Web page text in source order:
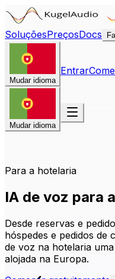
SoluçõesPreçosDocs
Mudar idioma
Entrar
Mudar idioma
Para a hotelaria
IA de voz para
Desde reservas e
hóspedes e pedidos de
de voz na hotelaria
alojada na Europa.